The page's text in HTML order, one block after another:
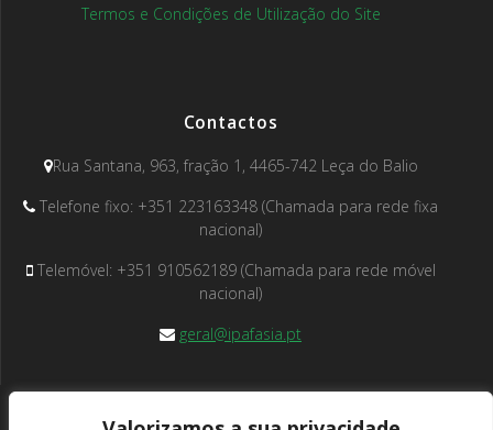
Termos e Condições de Utilização do Site
Contactos
Rua Santana, 963, fração 1, 4465-742 Leça do Balio
Telefone fixo: +351 223163348 (Chamada para rede fixa
nacional)
Telemóvel: +351 910562189 (Chamada para rede móvel
nacional)
geral@ipafasia.pt